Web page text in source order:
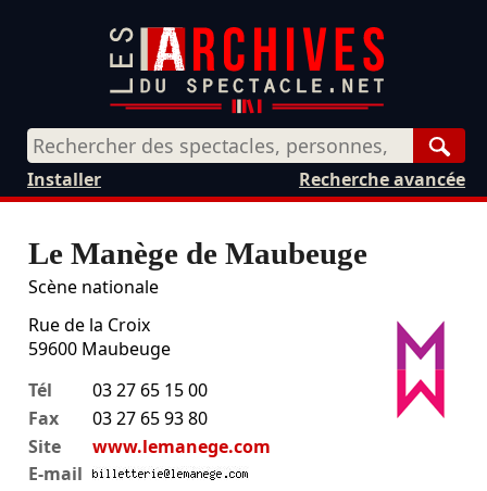
Recherche avancée
Installer
Le Manège de Maubeuge
Scène nationale
Rue de la Croix
59600 Maubeuge
Tél
03 27 65 15 00
Fax
03 27 65 93 80
Site
www.lemanege.com
E-mail